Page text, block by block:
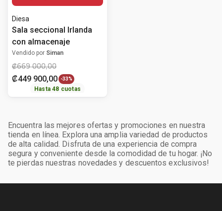
Diesa
Sala seccional Irlanda
con almacenaje
Vendido por Siman
₡669 000,00
₡449 900,00 -33%
Hasta48 cuotas
Encuentra las mejores ofertas y promociones en nuestra
tienda en línea. Explora una amplia variedad de productos
de alta calidad. Disfruta de una experiencia de compra
segura y conveniente desde la comodidad de tu hogar. ¡No
te pierdas nuestras novedades y descuentos exclusivos!